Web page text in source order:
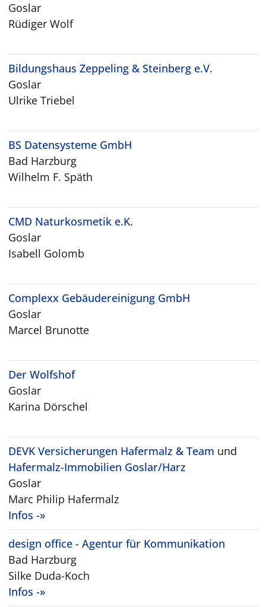
Goslar
Rüdiger Wolf
Bildungshaus Zeppeling & Steinberg e.V.
Goslar
Ulrike Triebel
BS Datensysteme GmbH
Bad Harzburg
Wilhelm F. Späth
CMD Naturkosmetik e.K.
Goslar
Isabell Golomb
Complexx Gebäudereinigung GmbH
Goslar
Marcel Brunotte
Der Wolfshof
Goslar
Karina Dörschel
DEVK Versicherungen Hafermalz & Team und
Hafermalz-Immobilien Goslar/Harz
Goslar
Marc Philip Hafermalz
Infos -»
design office - Agentur für Kommunikation
Bad Harzburg
Silke Duda-Koch
Infos -»